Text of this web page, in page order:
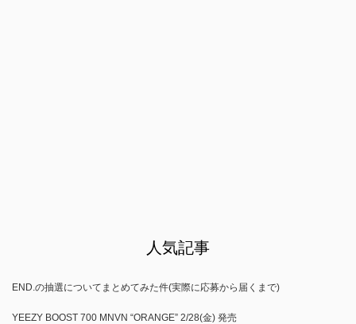
人気記事
END.の抽選についてまとめてみた件(実際に応募から届くまで)
YEEZY BOOST 700 MNVN “ORANGE” 2/28(金) 発売